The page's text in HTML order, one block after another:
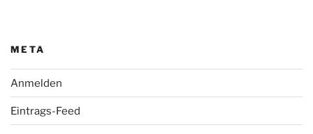
META
Anmelden
Eintrags-Feed